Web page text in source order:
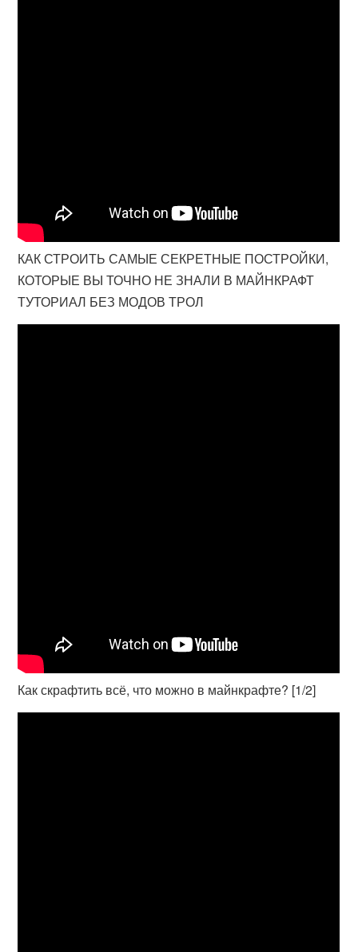
КАК СТРОИТЬ САМЫЕ СЕКРЕТНЫЕ ПОСТРОЙКИ,
КОТОРЫЕ ВЫ ТОЧНО НЕ ЗНАЛИ В МАЙНКРАФТ
ТУТОРИАЛ БЕЗ МОДОВ ТРОЛ
Как скрафтить всё, что можно в майнкрафте? [1/2]